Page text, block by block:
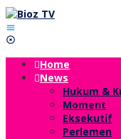
Lewati
ke
konten
Home
News
Hukum &
Moment
Eksekutif
Perlemen